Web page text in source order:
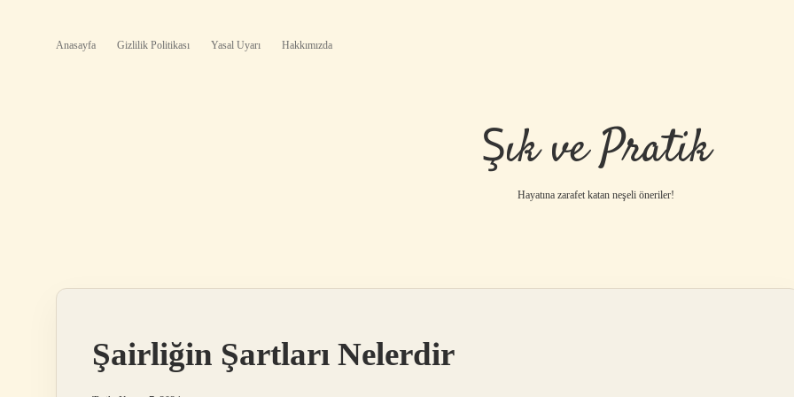
Anasayfa Gizlilik Politikası Yasal Uyarı Hakkımızda
Şık ve Pratik
Hayatına zarafet katan neşeli öneriler!
Şairliğin Şartları Nelerdir